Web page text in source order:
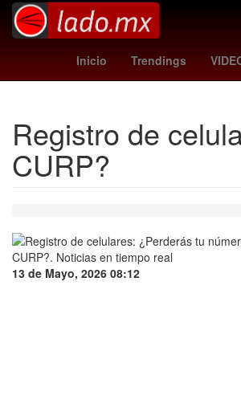
Inicio Trendings
Valor toluca vs
Registro de
CURP?
13 de Mayo, 2026 08:12